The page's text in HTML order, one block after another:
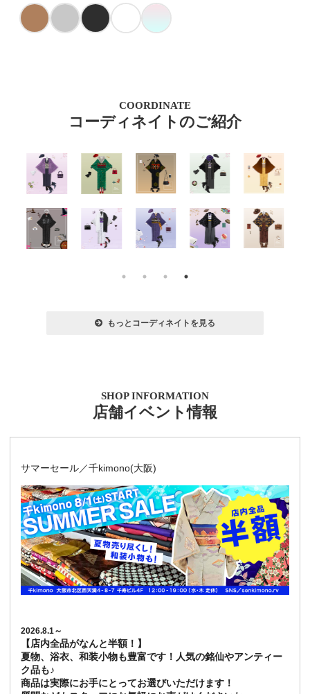
COORDINATE
コーディネイトのご紹介
もっとコーディネイトを見る
SHOP INFORMATION
店舗イベント情報
サマーセール／千kimono(大阪)
2026.8.1～
【店内全品がなんと半額！】
夏物、浴衣、和装小物も豊富です！人気の銘仙やアンティー
ク品も♪
商品は実際にお手にとってお選びいただけます！